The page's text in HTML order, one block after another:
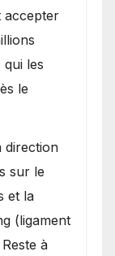
accepter
qui les
le
direction
sur le
et la
(ligament
à